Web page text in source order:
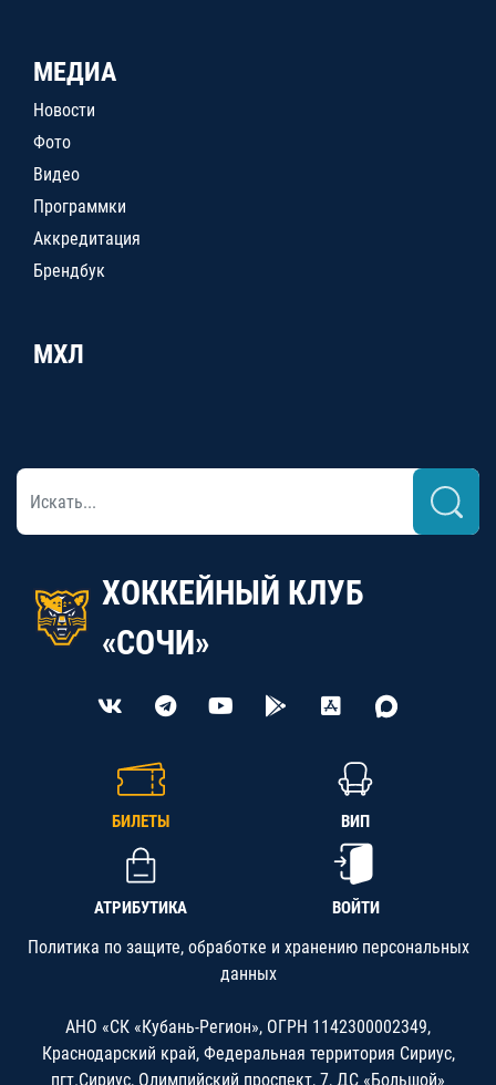
МЕДИА
Новости
Фото
Видео
Программки
Аккредитация
Брендбук
МХЛ
ХОККЕЙНЫЙ КЛУБ
«СОЧИ»
БИЛЕТЫ ВИП
АТРИБУТИКА ВОЙТИ
Политика по защите, обработке и хранению персональных
данных
АНО «СК «Кубань-Регион», ОГРН 1142300002349,
Краснодарский край, Федеральная территория Сириус,
пгт.Сириус, Олимпийский проспект, 7, ДС «Большой»